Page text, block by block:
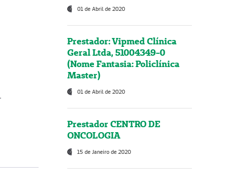
01 de Abril de 2020
Prestador: Vipmed Clínica
Geral Ltda, 51004349-0
(Nome Fantasia: Policlínica
Master)
01 de Abril de 2020
Prestador CENTRO DE
ONCOLOGIA
15 de Janeiro de 2020